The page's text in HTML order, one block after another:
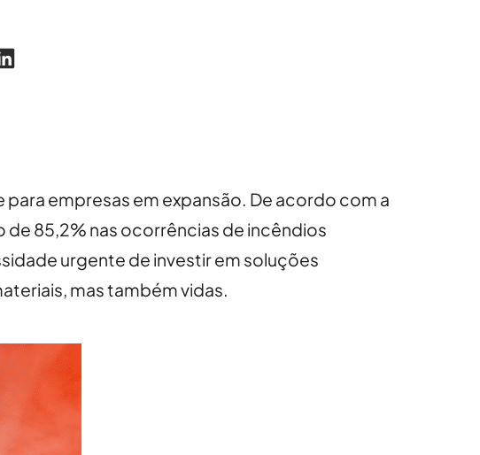
empresas em expansão. De acordo com a
de 85,2% nas ocorrências de incêndios
urgente de investir em soluções
mas também vidas.